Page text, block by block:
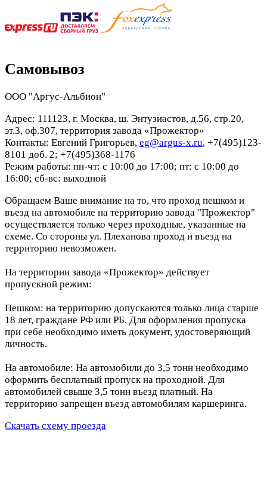
Самовывоз
ООО "Аргус-Альбион"
Адрес: 111123, г. Москва, ш. Энтузиастов, д.56, стр.20,
эт.3, оф.307, территория завода «Прожектор»
Контакты: Евгений Григорьев, eg@argus-x.ru, +7(495)123-
8101 доб. 2; +7(495)368-1176
Режим работы: пн-чт: с 10:00 до 17:00; пт: с 10:00 до
16:00; сб-вс: выходной
Обращаем Ваше внимание на то, что проход пешком и
въезд на автомобиле на территорию завода "Прожектор"
осуществляется только через проходные, указанные на
схеме. Со стороны ул. Плеханова проход и въезд на
территорию невозможен.
На территории завода «Прожектор» действует
пропускной режим:
Пешком: на территорию допускаются только лица старше
18 лет, граждане РФ или РБ. Для оформления пропуска
при себе необходимо иметь документ, удостоверяющий
личность.
На автомобиле: На автомобили до 3,5 тонн необходимо
оформить бесплатный пропуск на проходной. Для
автомобилей свыше 3,5 тонн въезд платный. На
территорию запрещен въезд автомобилям каршеринга.
Скачать схему проезда